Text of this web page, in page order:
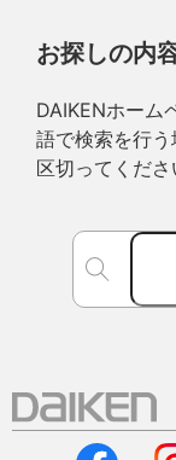
お探しの内
DAIKENホーム
語で検索を行
区切ってくださ